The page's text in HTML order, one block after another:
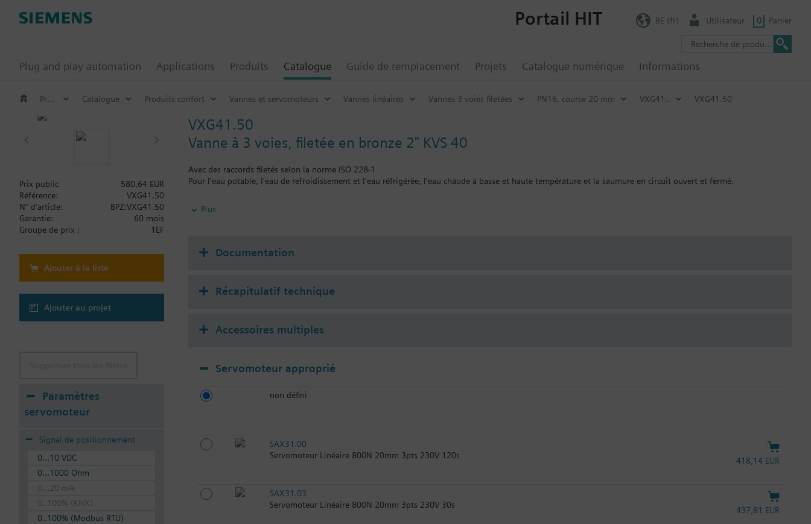
Plug and play automation Applications Produits Catalogue Guide de remplacement Projets Catalogue numérique Informations
Portail HIT BE (fr) Utilisateur 0 Panier
Produits confort Catalogue Produits confort Vannes et servomoteurs Vannes linéaires Vannes 3 voies filetées PN16, course 20 mm VXG41.. VXG41.50
VXG41.50
Vanne à 3 voies, filetée en bronze 2" KVS 40
Avec des raccords filetés selon la norme ISO 228-1
Pour l'eau potable, l'eau de refroidissement et l'eau réfrigérée, l'eau chaude à basse et haute température et la saumure en circuit ouvert et fermé.
Information complémentaire
Servomoteurs admissibles :
- SQX...
Plus
Prix public
580,64 EUR
Référence:
VXG41.50
N° d'article:
BPZ:VXG41.50
Garantie:
60 mois
Groupe de prix :
1EF
Ajouter à la liste
Ajouter au projet
Paramètres
servomoteur
Signal de positionnement
0...10 VDC
0...1000 Ohm
0...20 mA
0..100% (KNX)
0..100% (Modbus RTU)
Documentation
Récapitulatif technique
Accessoires multiples
Servomoteur approprié
non défini
SAX31.00
Servomoteur Linéaire 800N 20mm 3pts 230V 120s
418,14 EUR
SAX31.03
Servomoteur Linéaire 800N 20mm 3pts 230V 30s
437,81 EUR